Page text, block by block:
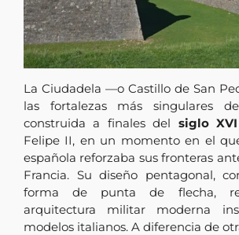
La Ciudadela —o Castillo de San
las fortalezas mássingulares
construidaa finalesdel siglo XVI
Felipe II, en un momentoen el
española reforzaba susfronteras
Francia. Su diseño pentagonal,
formade puntade flecha,
arquitectura militar moderna
modelos italianos. A diferencia de